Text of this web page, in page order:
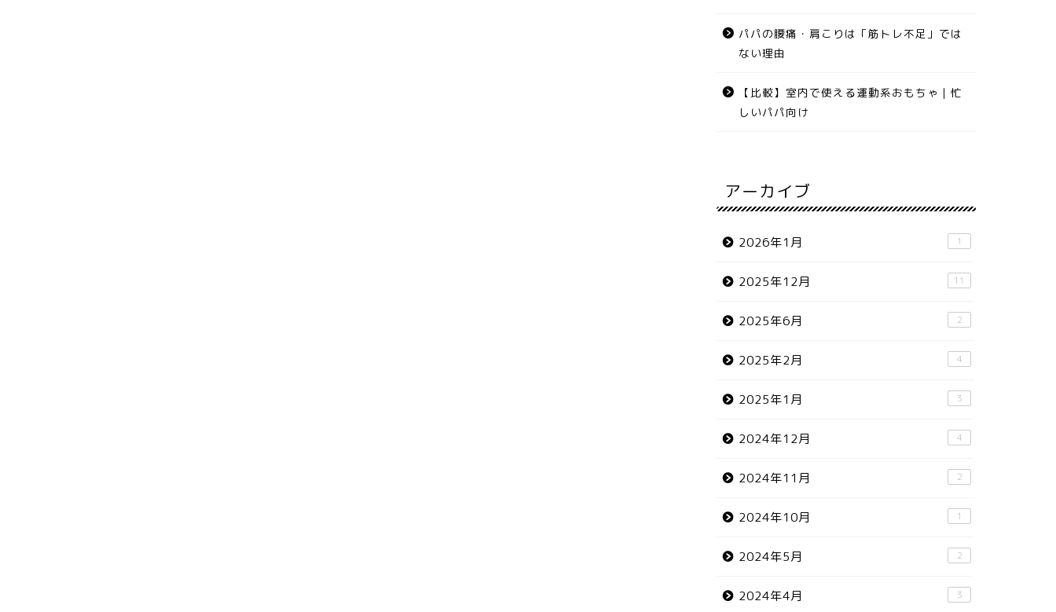
パパの腰痛・肩こりは「筋トレ不足」では
ない理由
【比較】室内で使える運動系おもちゃ｜忙
しいパパ向け
アーカイブ
2026年1月 1
2025年12月 11
2025年6月 2
2025年2月 4
2025年1月 3
2024年12月 4
2024年11月 2
2024年10月 1
2024年5月 2
2024年4月 3